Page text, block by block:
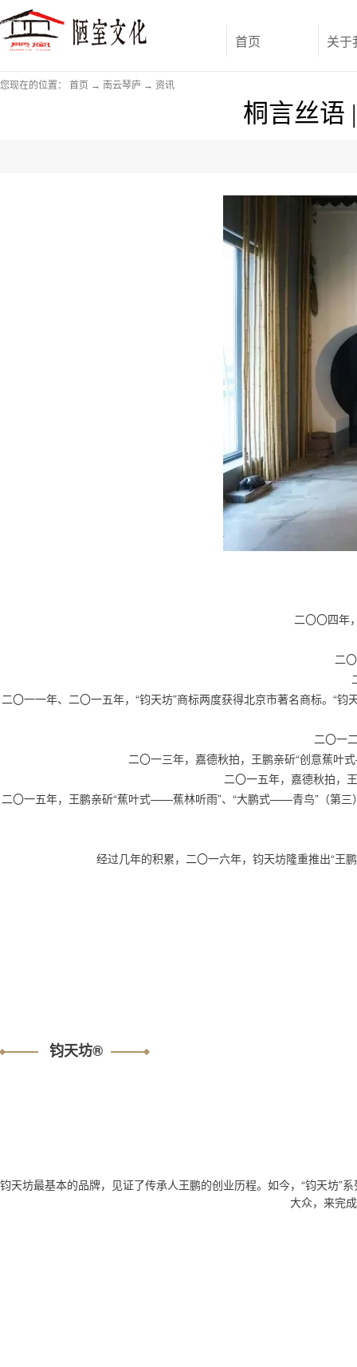
首页 关于
您现在的位置： 首页 → 南云琴庐 → 资讯
桐言丝语
二〇〇四年
二
二〇一一年、二〇一五年，“钧天坊”商标两度获得北京市著名商标。“
二〇一
二〇一三年，嘉德秋拍，王鹏亲斫“创意蕉
二〇一五年，嘉德秋拍，
二〇一五年，王鹏亲斫“蕉叶式——蕉林听雨”、“大鹏式——青鸟”（第三
经过几年的积累，二〇一六年，钧天坊隆重推出“王
钧天坊®
钧天坊最基本的品牌，见证了传承人王鹏的创业历程。如今，“钧天坊”
大众，来完